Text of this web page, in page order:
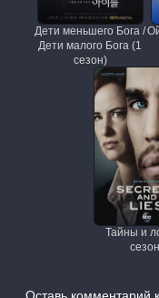
Дети меньшего Бога /
Дети малого Бога (1
сезон)
Тайны и
Оставь комментарий